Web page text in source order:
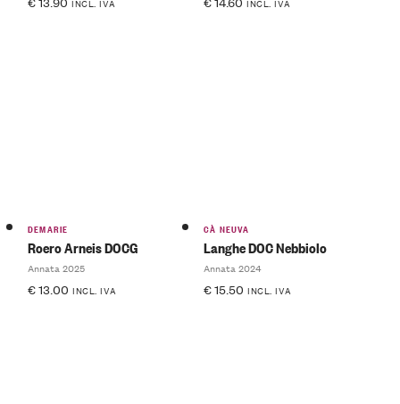
INCL. IVA INCL. IVA
DEMARIE
Roero Arneis DOCG
Annata 2025
€13.00 INCL. IVA
CÀ NEUVA
Langhe DOC Nebbiolo
Annata 2024
€15.50 INCL. IVA